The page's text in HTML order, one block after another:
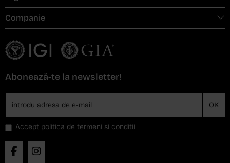
Companie
Abonează-te la newsletter!
OK
Accept politica de termeni si conditii